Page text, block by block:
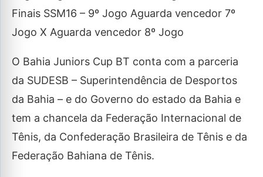
Finais SSM16 – 9º Jogo Aguarda vencedor 7º
Jogo X Aguarda vencedor 8º Jogo
O Bahia Juniors Cup BT conta com a parceria
da SUDESB – Superintendência de Desportos
da Bahia – e do Governo do estado da Bahia e
tem a chancela da Federação Internacional de
Tênis, da Confederação Brasileira de Tênis e da
Federação Bahiana de Tênis.